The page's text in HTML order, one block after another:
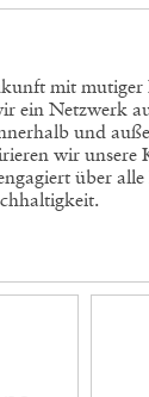
mit
ein Netzwerk
und
wir unsere
über